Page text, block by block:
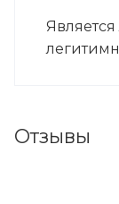
Отзывы